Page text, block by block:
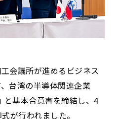
会議所が進めるビジネス
台湾の半導体関連企業
基本合意書を締結し、4
が行われました。